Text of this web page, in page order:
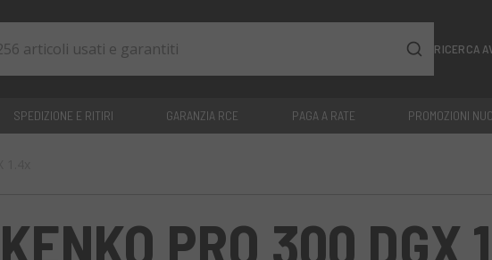
RICERCA
SPEDIZIONE E RITIRI GARANZIA RCE PAGA A RATE PROMOZIONI
KENKO PRO 300 DGX